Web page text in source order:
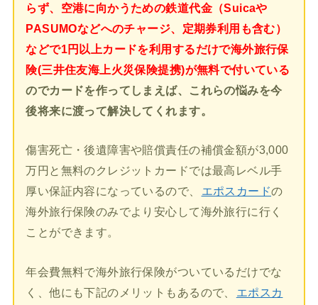
らず、空港に向かうための鉄道代金（Suicaや
PASUMOなどへのチャージ、定期券利用も含む）
などで1円以上カードを利用するだけで海外旅行保
険(三井住友海上火災保険提携)が無料で付いている
のでカードを作ってしまえば、これらの悩みを今
後将来に渡って解決してくれます。
傷害死亡・後遺障害や賠償責任の補償金額が3,000
万円と無料のクレジットカードでは最高レベル手
厚い保証内容になっているので、
エポスカードの
海外旅行保険のみでより安心して海外旅行に行く
ことができます。
年会費無料で海外旅行保険がついているだけでな
く、他にも下記のメリットもあるので、
エポスカ